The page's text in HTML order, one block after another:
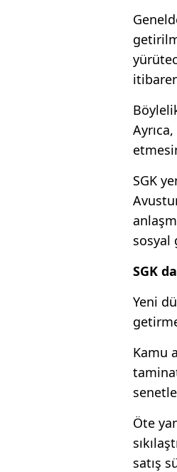
SGK
sosyal
SGK
Yeni
Kamu
Öte
satış